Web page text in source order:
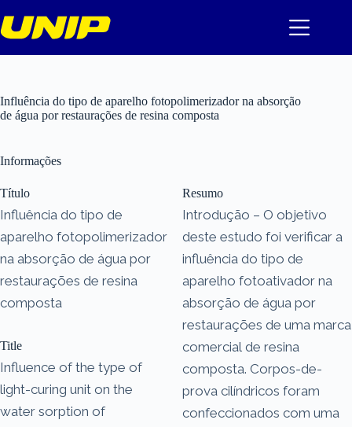
para
o
Influência do tipo de aparelho fotopolimerizador na absorção
de água por restaurações de resina composta
Informações
Título
Influência do tipo de
aparelho fotopolimerizador
na absorção de água por
restaurações de resina
composta
Title
Influence of the type of
light-curing unit on the
water sorption of
Resumo
Introdução – O objetivo
deste estudo foi verificar a
influência do tipo de
aparelho fotoativador na
absorção de água por
restaurações de uma marca
comercial de resina
composta. Corpos-de-
prova cilíndricos foram
confeccionados com uma